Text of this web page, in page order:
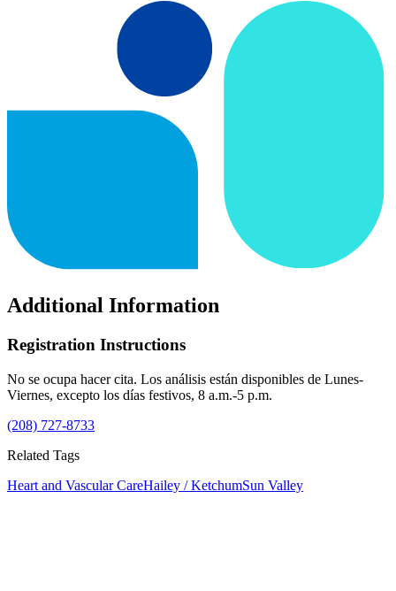
Additional Information
Registration Instructions
No se ocupa hacer cita. Los análisis están disponibles de Lunes-
Viernes, excepto los días festivos, 8 a.m.-5 p.m.
(208) 727-8733
Related Tags
Heart and Vascular CareHailey / KetchumSun Valley